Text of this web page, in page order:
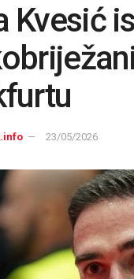
Kvesić
23/05/2026